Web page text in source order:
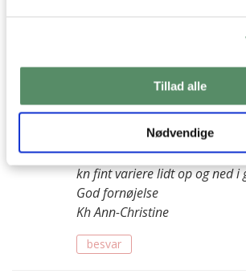
Tillad alle
Nødvendige
Ann-Christine:
3. december 2025 kl. 13:03
Det er 3 alm størrelse
kn fint variere lidt op og ned i
God fornøjelse
Kh Ann-Christine
besvar